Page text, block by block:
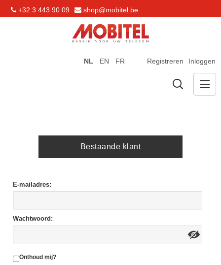
+32 3 443 90 09 shop@mobitel.be
Registreren Inloggen
NL EN FR
Bestaande klant
E-mailadres:
Wachtwoord:
Onthoud mij?